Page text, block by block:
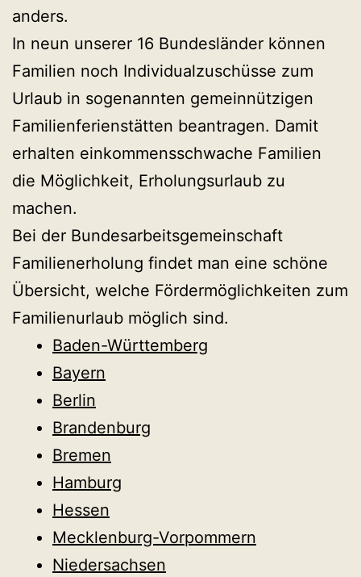
anders.
In neun unserer 16 Bundesländer können
Familien noch Individualzuschüsse zum
Urlaub in sogenannten gemeinnützigen
Familienferienstätten beantragen. Damit
erhalten einkommensschwache Familien
die Möglichkeit, Erholungsurlaub zu
machen.
Bei der Bundesarbeitsgemeinschaft
Familienerholung findet man eine schöne
Übersicht, welche Fördermöglichkeiten zum
Familienurlaub möglich sind.
Baden-Württemberg
Bayern
Berlin
Brandenburg
Bremen
Hamburg
Hessen
Mecklenburg-Vorpommern
Niedersachsen